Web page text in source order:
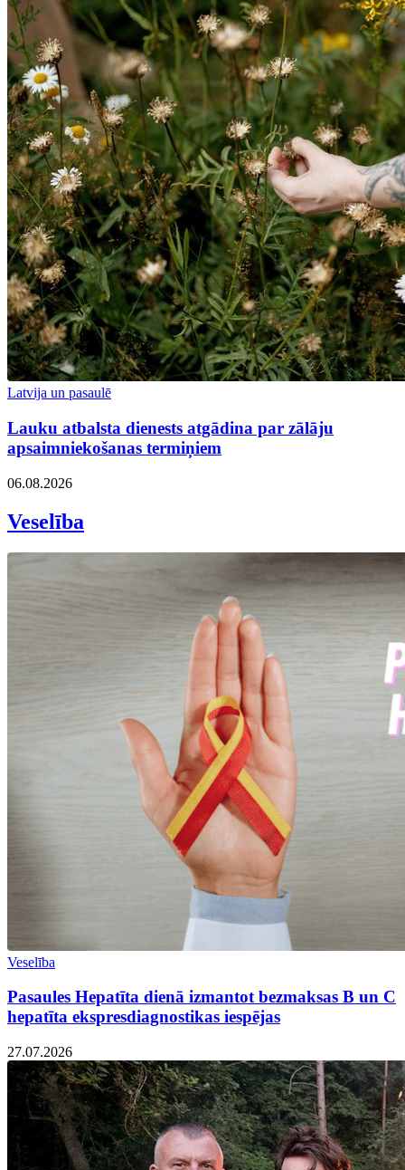
Latvija un pasaulē
Lauku atbalsta dienests atgādina par zālāju
apsaimniekošanas termiņiem
06.08.2026
Veselība
Veselība
Pasaules Hepatīta dienā izmantot bezmaksas B un C
hepatīta ekspresdiagnostikas iespējas
27.07.2026